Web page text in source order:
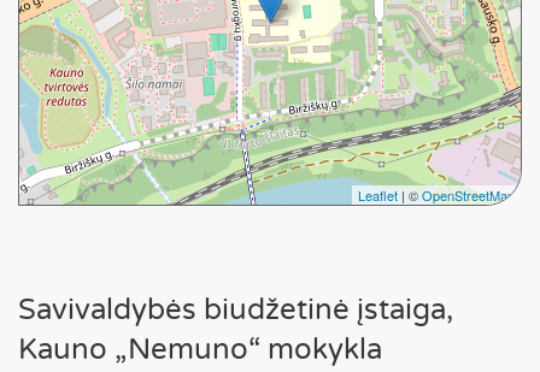
Leaflet | ©OpenStreetMap
Savivaldybės biudžetinė įstaiga,
Kauno „Nemuno“ mokykla